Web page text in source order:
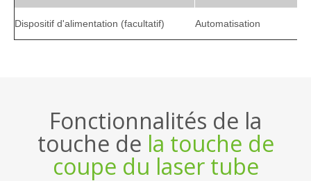
Spécifications de produitsde la
machine à découpe de tube
Durée maximale de traitement 12000 mm
Longueur de déchargement 12000 mm